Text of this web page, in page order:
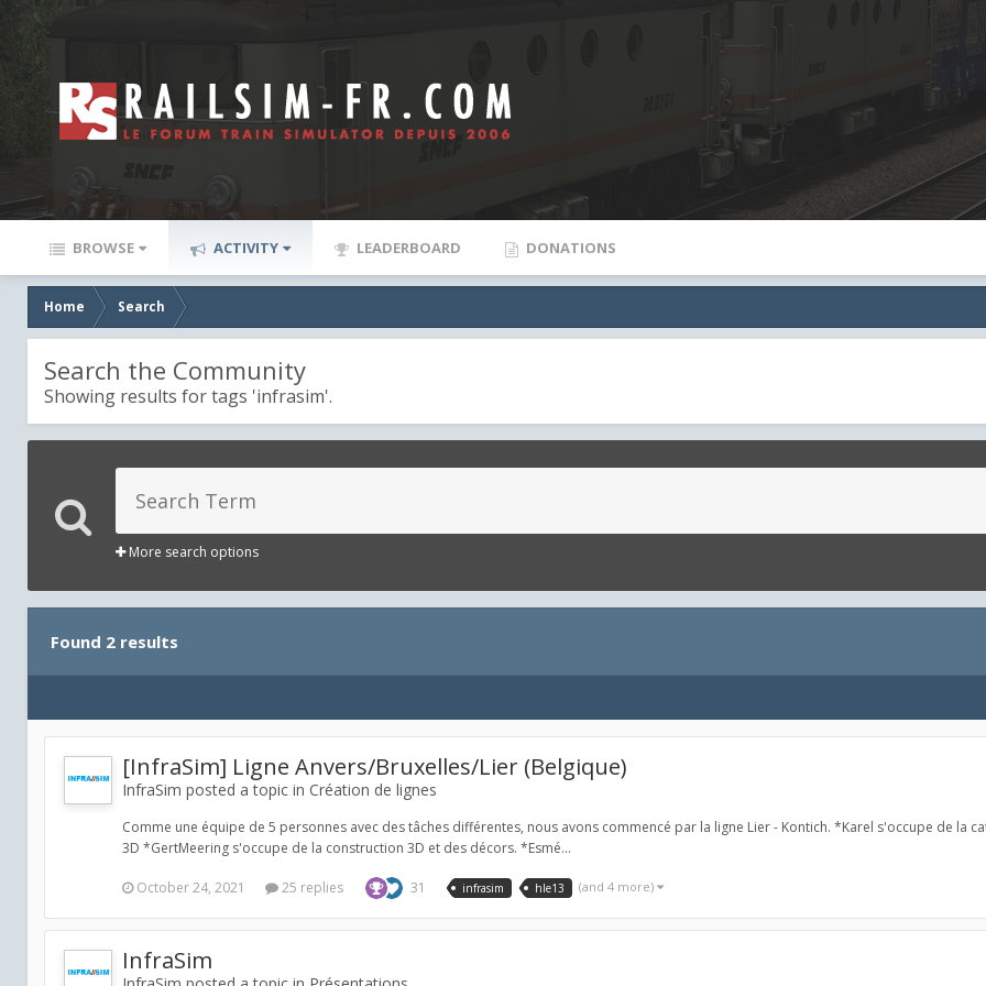
BROWSE ACTIVITY LEADERBOARD DONATIONS
Home Search
Search the Community
Showing results for tags 'infrasim'.
More search options
Found 2 results
[InfraSim] Ligne Anvers/Bruxelles/Lier (Belgique)
InfraSim posted a topic in Création de lignes
Comme une équipe de 5 personnes avec des tâches différentes, nous avons commencé par la ligne Lier - Kontich. *Karel s'occupe de la
3D *GertMeering s'occupe de la construction 3D et des décors. *Esmé...
October 24, 2021 25 replies 31 infrasim hle13 (and 4 more)
InfraSim